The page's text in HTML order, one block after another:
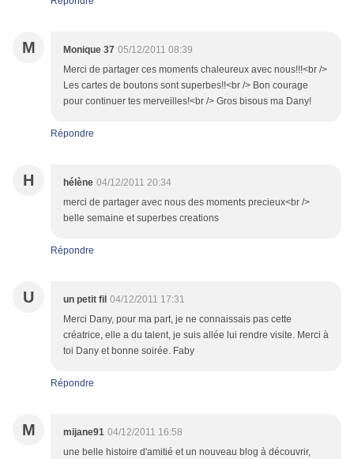
M Monique 37 05/12/2011 08:39
Merci de partager ces moments chaleureux avec nous!!!<br />
Les cartes de boutons sont superbes!!<br /> Bon courage
pour continuer tes merveilles!<br /> Gros bisous ma Dany!
Répondre
H hélène 04/12/2011 20:34
merci de partager avec nous des moments precieux<br />
belle semaine et superbes creations
Répondre
U un petit fil 04/12/2011 17:31
Merci Dany, pour ma part, je ne connaissais pas cette
créatrice, elle a du talent, je suis allée lui rendre visite. Merci à
toi Dany et bonne soirée. Faby
Répondre
M mijane91 04/12/2011 16:58
une belle histoire d'amitié et un nouveau blog à découvrir,